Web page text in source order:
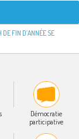
FIN D’ANNÉE SE
Démocratie
participative